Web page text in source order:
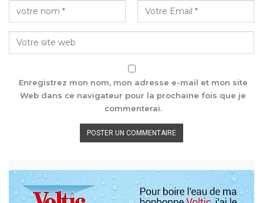
Enregistrez mon nom, mon adresse e-mail et mon site
Web dans ce navigateur pour la prochaine fois que je
commenterai.